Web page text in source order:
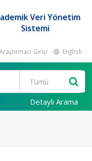
Veri Yönetim
Sistemi
Araştırmacı Girişi English
Detaylı Arama